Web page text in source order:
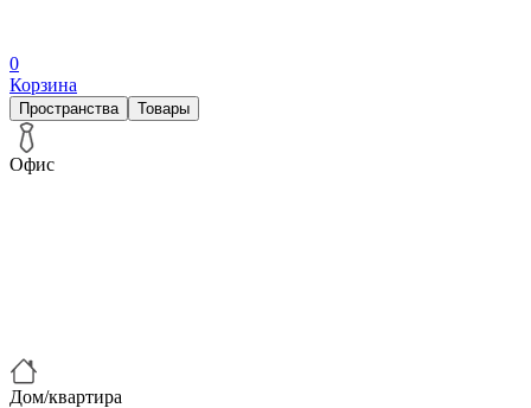
0
Корзина
Пространства Товары
Офис
Дом/квартира